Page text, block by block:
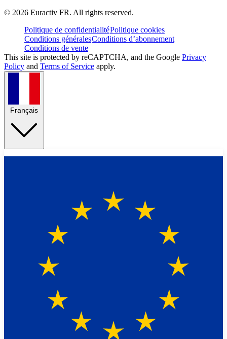
© 2026 Euractiv FR. All rights reserved.
Politique de confidentialitéPolitique cookies
Conditions généralesConditions d’abonnement
Conditions de vente
This site is protected by reCAPTCHA, and the Google Privacy
Policy and Terms of Service apply.
Français